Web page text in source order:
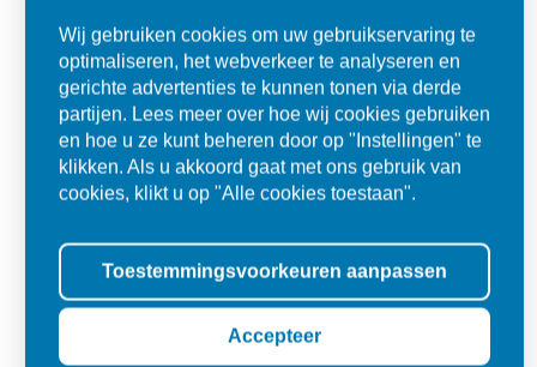
Wij gebruiken cookies om uw gebruikservaring te
optimaliseren, het webverkeer te analyseren en
gerichte advertenties te kunnen tonen via derde
partijen. Lees meer over hoe wij cookies gebruiken
en hoe u ze kunt beheren door op "Instellingen" te
klikken. Als u akkoord gaat met ons gebruik van
cookies, klikt u op "Alle cookies toestaan".
Toestemmingsvoorkeuren aanpassen
Accepteer